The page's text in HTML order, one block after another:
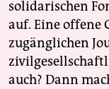
solidarischen
auf. Eine offene
zugänglichen
auch? Dann